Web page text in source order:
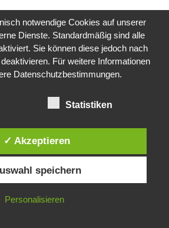
Cookies. Durch die weitere Nutzung dieser
von Cookies zu.
IN ORDNUNG
notwendige Cookies auf unserer
Dienste. Standardmäßig sind alle
Sie können diese jedoch nach
Für weitere Informationen
Datenschutzbestimmungen.
Statistiken
✓ Akzeptieren
speichern
Personalisieren